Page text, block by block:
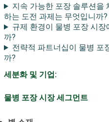
지속 가능한 포장 솔루션을
하는 도전 과제는 무엇입니까?
규제 환경이 물병 포장 시
까?
전략적 파트너십이 물병 포
까?
세분화 및 기업:
물병 포장 시장 세그먼트